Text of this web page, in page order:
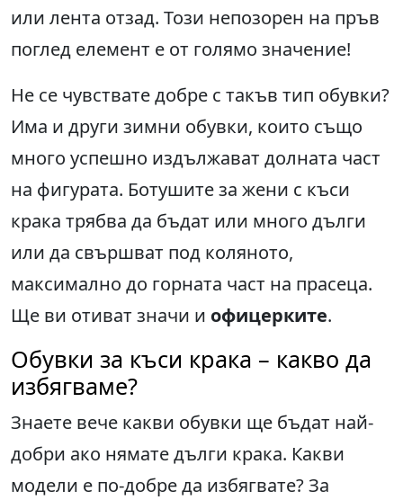
или лента отзад. Този непозорен на пръв
поглед елемент е от голямо значение!
Не се чувствате добре с такъв тип обувки?
Има и други зимни обувки, които също
много успешно издължават долната част
на фигурата. Ботушите за жени с къси
крака трябва да бъдат или много дълги
или да свършват под коляното,
максимално до горната част на прасеца.
Ще ви отиват значи и офицерките.
Обувки за къси крака – какво да
избягваме?
Знаете вече какви обувки ще бъдат най-
добри ако нямате дълги крака. Какви
модели е по-добре да избягвате? За